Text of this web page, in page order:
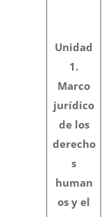
Unidad
1.
Marco
jurídico
de los
derecho
s
human
os y el